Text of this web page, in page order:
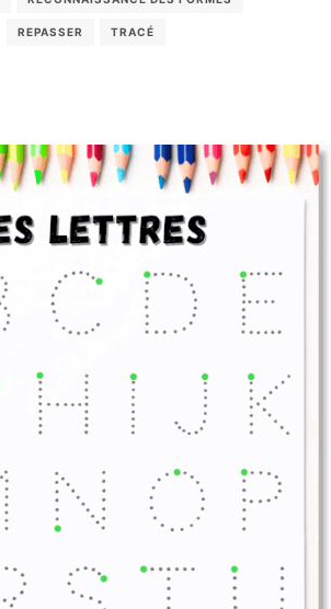
REPASSER TRACÉ